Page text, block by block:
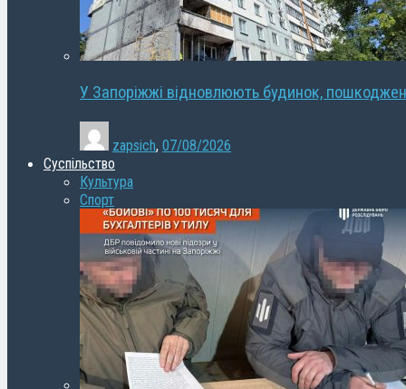
У Запоріжжі відновлюють будинок,
zapsich, 07/08/2026
Суспільство
Культура
Спорт